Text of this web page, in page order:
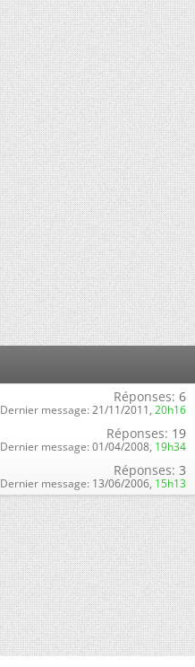
Réponses: 6
Dernier message: 21/11/2011, 20h16
Réponses: 19
Dernier message: 01/04/2008, 19h34
Réponses: 3
Dernier message: 13/06/2006, 15h13